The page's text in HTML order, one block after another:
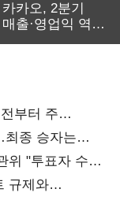
카카오, 2분기
매출·영업익 역대
부터 주
최종 승자는
위 "투표자 수
규제와